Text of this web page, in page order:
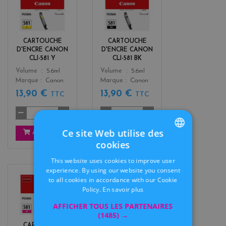
CARTOUCHE
D'ENCRE CANON
CLI-581 Y
Color
e
o
w
Volume
5.6ml
Marque
Canon
13,90 € TTC
AJOUTER
CARTOUCHE
D'ENCRE CANON
CLI-581 BK
Color
l
k
Volume
5.6ml
Marque
Canon
13,90 € TTC
AJOUTER
m
b
DUTCH
Ce site Web utilise des
cookies
This website uses cookies to improve user
experience. By using our website you consent
to all cookies in accordance with our Cookie
Policy. En savoir plus
AFFICHER TOUS LES PARTENAIRES
(1485) →